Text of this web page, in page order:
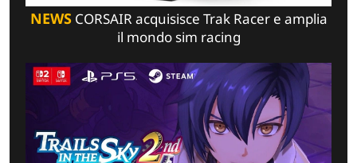
NEWSCORSAIR acquisisce Trak Racer e amplia
il mondo sim racing